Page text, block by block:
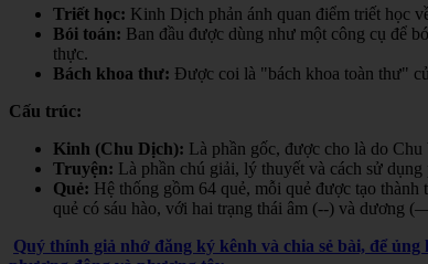
Triết học: Kinh Dịch phản ánh quan điểm triết học
Bói toán: Ban đầu được dùng như một công cụ để
thực.
Bách khoa thư: Được coi là "bách khoa toàn thư"
Cấu trúc:
Kinh (Chu Dịch): Là phần gốc, được cho là do
Truyện: Là phần chú giải, lý thuyết và cách sử
Quẻ: Hệ thống gồm 64 quẻ, mỗi quẻ được tạo
quẻ có sáu hào, với hai trạng thái âm (--) và dương
Quý thính giả nhớ đăng ký kênh và chia sẻ bài, để